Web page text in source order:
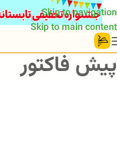
Skip to navigation
Skip to main content
پیش فاکتور